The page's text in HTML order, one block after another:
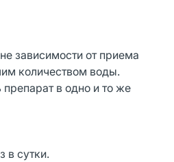
зависимости от приема
количеством воды.
в одно и то же
в сутки.